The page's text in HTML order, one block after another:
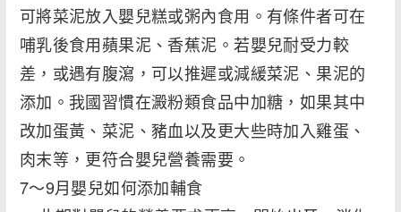
可將菜泥放入嬰兒糕或粥內食用。有條件者可在
哺乳後食用蘋果泥、香蕉泥。若嬰兒耐受力較
差，或遇有腹瀉，可以推遲或減緩菜泥、果泥的
添加。我國習慣在澱粉類食品中加糖，如果其中
改加蛋黃、菜泥、豬血以及更大些時加入雞蛋、
肉末等，更符合嬰兒營養需要。
7～9月嬰兒如何添加輔食